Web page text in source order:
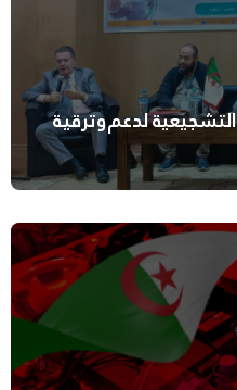
لدعم وترقية